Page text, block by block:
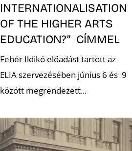
INTERNATIONALISATION
OF THE HIGHER ARTS
EDUCATION?” CÍMMEL
Fehér Ildikó előadást tartott az
ELIA szervezésében június 6 és 9
között megrendezett...